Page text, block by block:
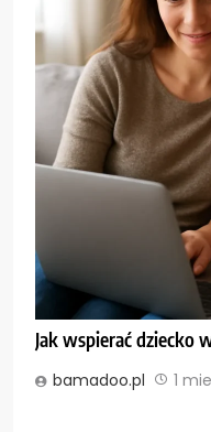
Jak wspierać dziecko
bamadoo.pl 1